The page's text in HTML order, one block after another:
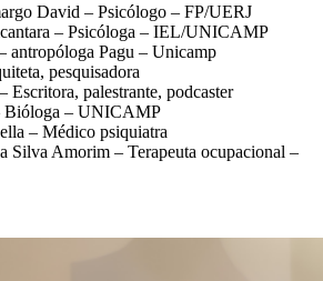
David – Psicólogo – FP/UERJ
– Psicóloga – IEL/UNICAMP
antropóloga Pagu – Unicamp
pesquisadora
Escritora, palestrante, podcaster
Bióloga – UNICAMP
– Médico psiquiatra
Silva Amorim – Terapeuta ocupacional –